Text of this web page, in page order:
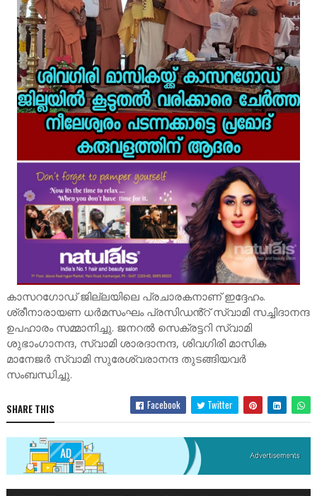
കാസറഗോഡ് ജില്ലയിലെ പ്രചാരകനാണ് ഇദ്ദേഹം.
ശ്രീനാരായണ ധർമസംഘം പ്രസിഡൻ്റ് സ്വാമി സച്ചിദാനന്ദ
ഉപഹാരം സമ്മാനിച്ചു. ജനറൽ സെക്രട്ടറി സ്വാമി
ശുഭാംഗാനന്ദ, സ്വാമി ശാരദാനന്ദ, ശിവഗിരി മാസിക
മാനേജർ സ്വാമി സുരേശ്വരാനന്ദ തുടങ്ങിയവർ
സംബന്ധിച്ചു.
SHARE THIS Facebook Twitter